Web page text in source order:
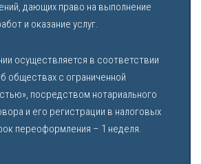
дающих право на выполнение
и оказание услуг.
осуществляется в соответствии
обществах с ограниченной
посредством нотариального
и его регистрации в налоговых
переоформления – 1 неделя.